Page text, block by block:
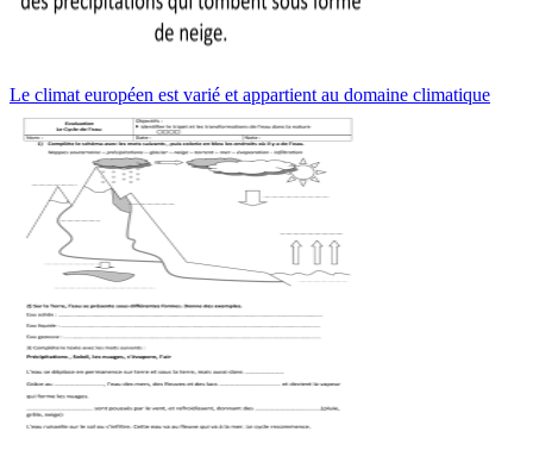
Le climat européen est varié et appartient au domaine climatique